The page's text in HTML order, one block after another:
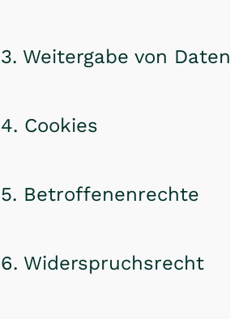
3. Weitergabe von Daten
4. Cookies
5. Betroffenenrechte
6. Widerspruchsrecht